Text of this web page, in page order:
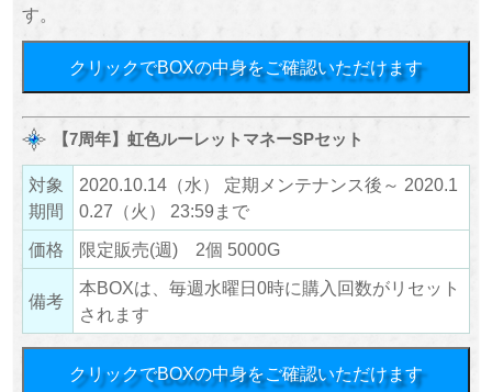
す。
クリックでBOXの中身をご確認いただけます
【7周年】虹色ルーレットマネーSPセット
対象
期間
2020.10.14（水） 定期メンテナンス後～ 2020.1
0.27（火） 23:59まで
価格
限定販売(週) 2個 5000G
備考
本BOXは、毎週水曜日0時に購入回数がリセット
されます
クリックでBOXの中身をご確認いただけます